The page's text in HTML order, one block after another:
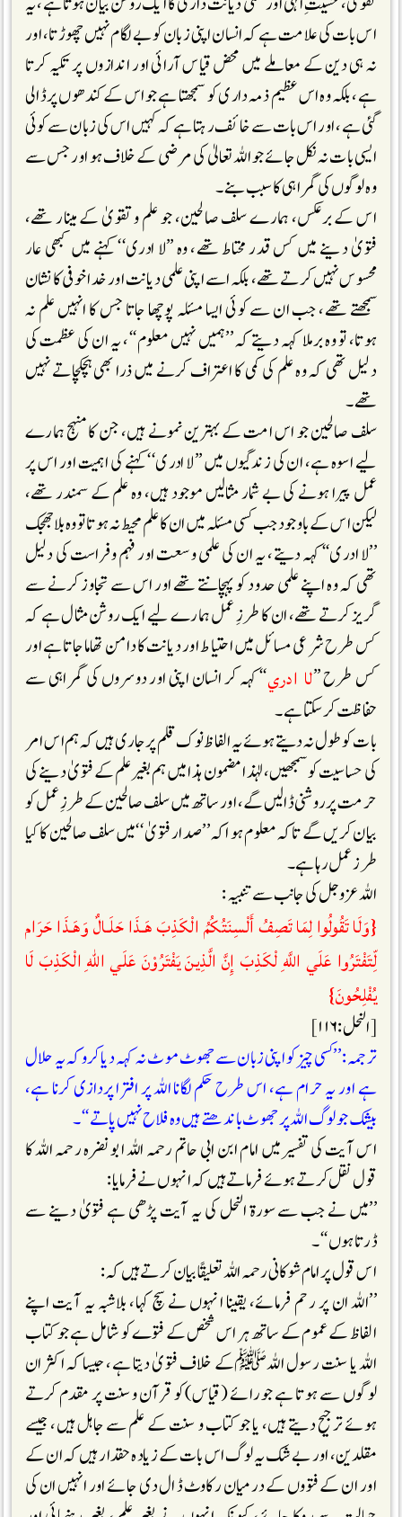
اس بات کی علامت ہے کہ انسان اپنی زبان کو بے لگام نہیں چھوڑتا، اور
نہ ہی دین کے معاملے میں محض قیاس آرائی اور اندازوں پر تکیہ کرتا
ہے، بلکہ وہ اس عظیم ذمہ داری کو سمجھتا ہے جو اس کے کندھوں پر ڈالی
گئی ہے، اور اس بات سے خائف رہتا ہے کہ کہیں اس کی زبان سے کوئی
ایسی بات نہ نکل جائے جو اللہ تعالیٰ کی مرضی کے خلاف ہو اور جس سے
وہ لوگوں کی گمراہی کا سبب بنے۔
اس کے برعکس، ہمارے سلف صالحین، جو علم و تقویٰ کے مینار تھے،
فتویٰ دینے میں کس قدر محتاط تھے، وہ ’’لا ادری‘‘ کہنے میں کبھی عار
محسوس نہیں کرتے تھے، بلکہ اسے اپنی علمی دیانت اور خدا خوفی کا نشان
سمجھتے تھے، جب ان سے کوئی ایسا مسئلہ پوچھا جاتا جس کا انہیں علم نہ
ہوتا، تو وہ برملا کہہ دیتے کہ ’’ہمیں نہیں معلوم‘‘، یہ ان کی عظمت کی
دلیل تھی کہ وہ علم کی کمی کا اعتراف کرنے میں ذرا بھی ہچکچاتے نہیں
تھے۔
سلف صالحین جو اس امت کے بہترین نمونے ہیں، جن کا منہج ہمارے
لیے اسوہ ہے، ان کی زندگیوں میں ’’لا ادری‘‘ کہنے کی اہمیت اور اس پر
عمل پیرا ہونے کی بے شمار مثالیں موجود ہیں، وہ علم کے سمندر تھے،
لیکن اس کے باوجود جب کسی مسئلہ میں ان کا علم محیط نہ ہوتا تو وہ بلا جھجک
’’لا ادری‘‘کہہ دیتے، یہ ان کی علمی وسعت اور فہم وفراست کی دلیل
تھی کہ وہ اپنے علمی حدود کو پہچانتے تھے اور اس سے تجاوز کرنے سے
گریز کرتے تھے، ان کا طرزِ عمل ہمارے لیے ایک روشن مثال ہے کہ
کس طرح شرعی مسائل میں احتیاط اور دیانت کا دامن تھاما جاتا ہے اور
کس طرح ’’لا ادري‘‘کہہ کر انسان اپنی اور دوسروں کی گمراہی سے
حفاظت کر سکتا ہے۔
بات کو طول نہ دیتے ہوئے یہ الفاظ نوک قلم پر جاری ہیں کہ ہم اس امر
کی حساسیت کو سمجھیں، لہٰذا مضمون ہذا میں ہم بغیر علم کے فتویٰ دینے کی
حرمت پر روشنی ڈالیں گے، اور ساتھ میں سلف صالحین کے طرزِ عمل کو
بیان کریں گے تاکہ معلوم ہو اکہ ’’صدار فتویٰ ‘‘میں سلف صالحین کا کیا
طرز عمل رہا ہے۔
اللہ عزوجل کی جانب سے تنبیہ :
{وَلَا تَقُولُوا لِمَا تَصِفُ أَلْسِنَتُكُمُ الْكَذِبَ هَـذَا حَلَـالٌ وَهَـذَا حَرَام
لِّتَفْتَرُوا عَلَي اللَّهِ لْكَذِبَ إِنَّ الَّذِينَ يَفْتَرُوْنَ عَلَي اللّٰهِ الْكَذِبَ لَا
يُفْلِحُونَ}
[النحل:۱۱۶]
ترجمہ : ’’کسی چیز کو اپنی زبان سے جھوٹ موٹ نہ کہہ دیا کرو کہ یہ حلال
ہے اور یہ حرام ہے، اس طرح حکم لگانا اللہ پر افترا پردازی کرنا ہے،
بیشک جو لوگ اللہ پر جھوٹ باندھتے ہیں وہ فلاح نہیں پاتے‘‘۔
اس آیت کی تفسیر میں امام ابن ابی حاتم رحمہ اللہ ابو نضرہ رحمہ اللہ کا
قول نقل کرتے ہوئے فرماتے ہیں کہ انہوں نے فرمایا:
’’میں نے جب سے سورۃ النحل کی یہ آیت پڑھی ہے فتویٰ دینے سے
ڈرتا ہوں‘‘۔
اس قول پر امام شوکانی رحمہ اللہ تعلیقاً بیان کرتے ہیں کہ :
’’اللہ ان پر رحم فرمائے، یقینا انہوں نے سچ کہا، بلاشبہ یہ آیت اپنے
الفاظ کے عموم کے ساتھ ہر اس شخص کے فتوے کو شامل ہے جو کتاب
اللہ یا سنت رسول اللہﷺکے خلاف فتویٰ دیتا ہے، جیسا کہ اکثر ان
لوگوں سے ہوتا ہے جو رائے (قیاس)کو قرآن وسنت پر مقدم کرتے
ہوئے ترجیح دیتے ہیں، یا جو کتاب و سنت کے علم سے جاہل ہیں، جیسے
مقلدین، اور بے شک یہ لوگ اس بات کے زیادہ حقدار ہیں کہ ان کے
اور ان کے فتووں کے درمیان رکاوٹ ڈال دی جائے اور انہیں ان کی